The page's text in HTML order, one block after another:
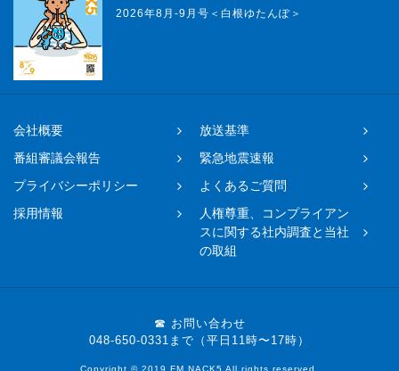
2026年8月-9月号＜白根ゆたんぽ＞
会社概要
放送基準
番組審議会報告
緊急地震速報
プライバシーポリシー
よくあるご質問
採用情報
人権尊重、コンプライアン
スに関する社内調査と当社
の取組
☎ お問い合わせ
048-650-0331まで（平日11時〜17時）
Copyright © 2019 FM NACK5 All rights reserved.